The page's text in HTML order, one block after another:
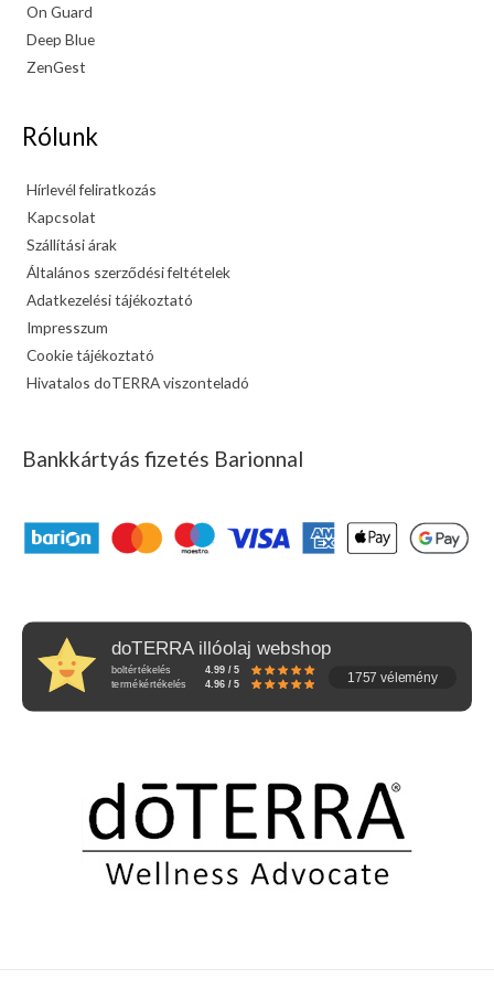
On Guard
Deep Blue
ZenGest
Rólunk
Hírlevél feliratkozás
Kapcsolat
Szállítási árak
Általános szerződési feltételek
Adatkezelési tájékoztató
Impresszum
Cookie tájékoztató
Hivatalos doTERRA viszonteladó
Bankkártyás fizetés Barionnal
doTERRA illóolaj webshop
boltértékelés 4.99 / 5
termékértékelés 4.96 / 5 1757 vélemény